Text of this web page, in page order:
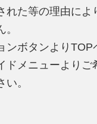
れた等の理由によ
ンボタンよりTOP
ドメニューよりご
。